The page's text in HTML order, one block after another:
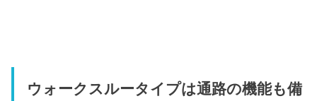
ウォークスルータイプは通路の機能も備